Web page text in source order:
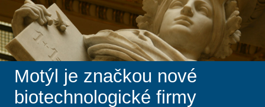
Motýl je značkou nové
biotechnologické firmy